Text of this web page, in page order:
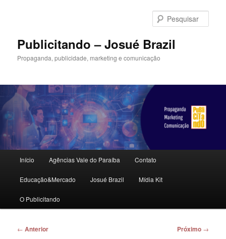
principalPublicitando – Josué Brazil
Propaganda, publicidade, marketing e comunicação
principal
Início Agências Vale do Paraíba Contato
Educação&Mercado Josué Brazil Mídia Kit
O Publicitando
Navegação
← Anterior Próximo →